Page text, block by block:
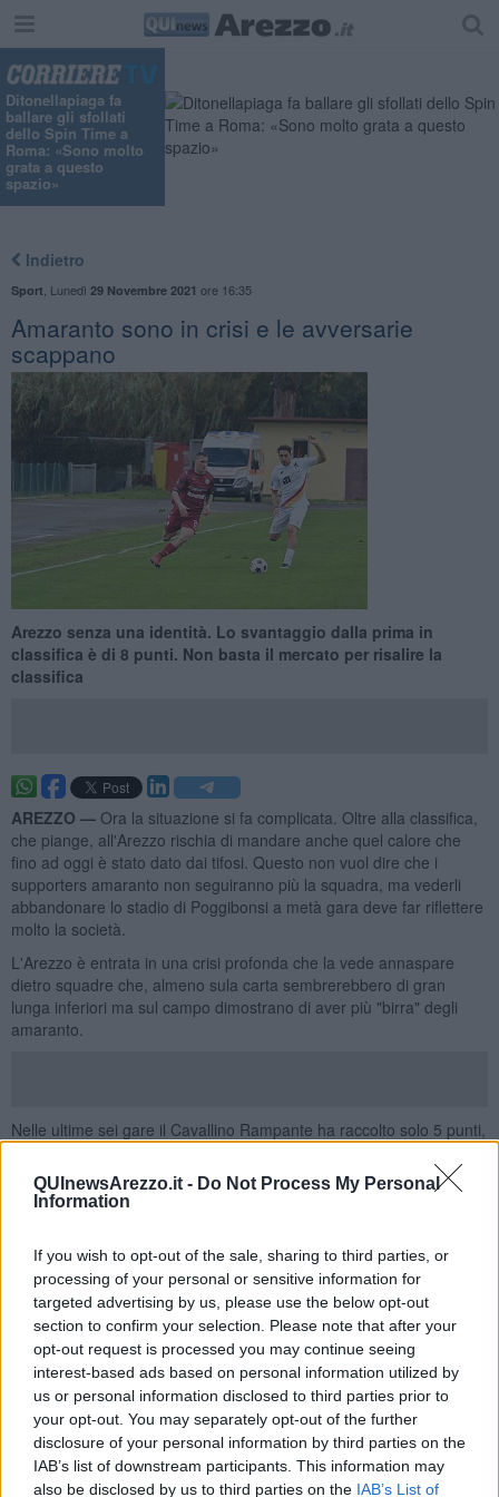
QUInewsArezzo.it - Do Not Process My Personal
Information
If you wish to opt-out of the sale, sharing to third parties, or
processing of your personal or sensitive information for
targeted advertising by us, please use the below opt-out
section to confirm your selection. Please note that after your
opt-out request is processed you may continue seeing
interest-based ads based on personal information utilized by
us or personal information disclosed to third parties prior to
your opt-out. You may separately opt-out of the further
disclosure of your personal information by third parties on the
IAB’s list of downstream participants. This information may
also be disclosed by us to third parties on the IAB’s List of
Ditonellapiaga fa
ballare gli sfollati
dello Spin Time a
Roma: «Sono molto
grata a questo
spazio»
Indietro
Sport Lunedì 29 Novembre 2021 ore 16:35
Amaranto sono in crisi e le avversarie
scappano
Arezzo senza una identità. Lo svantaggio dalla prima in
classifica è di 8 punti. Non basta il mercato per risalire la
classifica
AREZZO — Ora la situazione si fa complicata. Oltre alla classifica,
che piange, all'Arezzo rischia di mandare anche quel calore che
fino ad oggi è stato dato dai tifosi. Questo non vuol dire che i
supporters amaranto non seguiranno più la squadra, ma vederli
abbandonare lo stadio di Poggibonsi a metà gara deve far riflettere
molto la società.
L'Arezzo è entrata in una crisi profonda che la vede annaspare
dietro squadre che, almeno sula carta sembrerebbero di gran
lunga inferiori ma sul campo dimostrano di aver più "birra" degli
amaranto.
Nelle ultime sei gare il Cavallino Rampante ha raccolto solo 5 punti,
vincere il campionato. A far preoccupare, oltre alla classifica, sono
anche le 14 reti subite a fronte di 9 segnate.
posto in classifica con ben8 punti di distacco dalla capolista
San Donato Tavarnelle.
La squadra si è sciolta come neve al sole fin dal primo vero esame
sul campo, nella trasferta diGavorrano.Quella sconfitta fu il
campanello d’allarmeche in molti sottovalutarono, mentre oggi,
dopo la disfatta di Poggibonsi, riporta alla mente le carenze diuna
rosa costruita male.
Squadra senza identità e carattere, incapace di reagire.
prima difficoltà che si presenta crolla, senza accennare ad una
minima reazione. Sussi per la disfatta di ieri ha poche